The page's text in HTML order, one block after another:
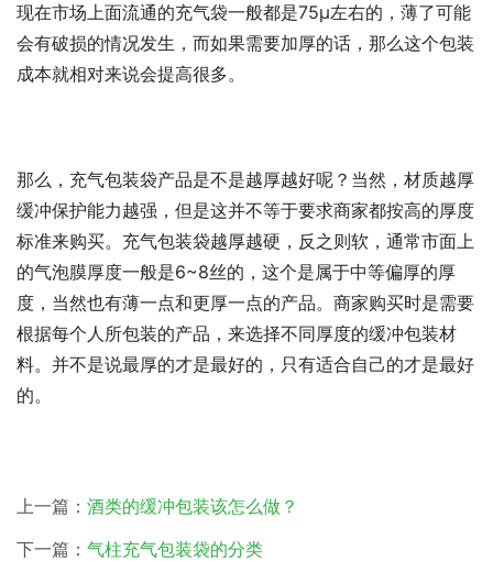
现在市场上面流通的充气袋一般都是75μ左右的，薄了可能
会有破损的情况发生，而如果需要加厚的话，那么这个包装
成本就相对来说会提高很多。
那么，充气包装袋产品是不是越厚越好呢？当然，材质越厚
缓冲保护能力越强，但是这并不等于要求商家都按高的厚度
标准来购买。充气包装袋越厚越硬，反之则软，通常市面上
的气泡膜厚度一般是6~8丝的，这个是属于中等偏厚的厚
度，当然也有薄一点和更厚一点的产品。商家购买时是需要
根据每个人所包装的产品，来选择不同厚度的缓冲包装材
料。并不是说最厚的才是最好的，只有适合自己的才是最好
的。
上一篇： 酒类的缓冲包装该怎么做？
下一篇： 气柱充气包装袋的分类